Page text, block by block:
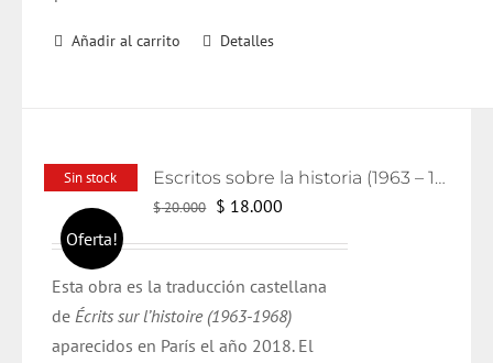
Añadir al carrito Detalles
Sin stock
Oferta!
Escritos sobre la historia (1963 – 1986)
$20.000 El
era:
$ 20.000.
$ 18.000
es:
$ 18.000.
Esta obra es la traducción castellana
deÉcrits surl’histoire(1963-1968)
aparecidos en París el año 2018. El